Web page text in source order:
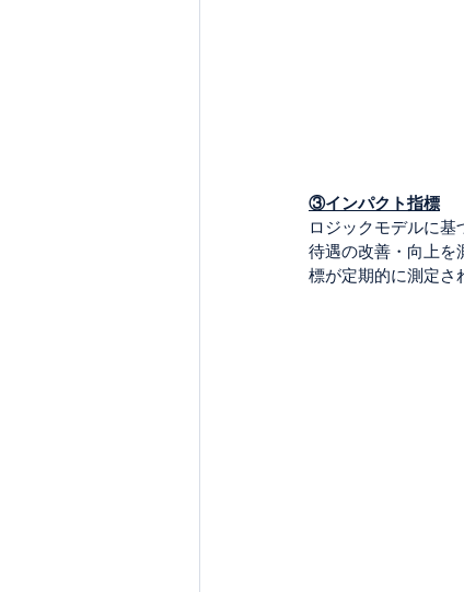
③インパクト指標
ロジックモデルに基
待遇の改善・向上を
標が定期的に測定さ